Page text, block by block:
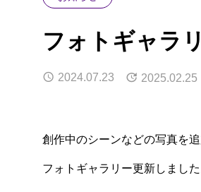
フォトギャラ
2024.07.23 2025.02.25
創作中のシーンなどの写真を
フォトギャラリー更新しました